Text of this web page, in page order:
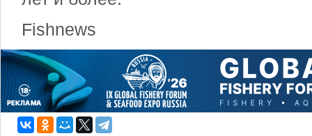
Fishnews